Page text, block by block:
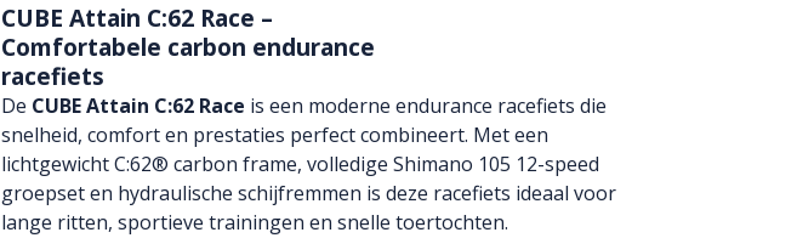
CUBE Attain C:62 Race –
Comfortabele carbon endurance
racefiets
De CUBE Attain C:62 Race is een moderne endurance racefiets die
snelheid, comfort en prestaties perfect combineert. Met een
lichtgewicht C:62® carbon frame, volledige Shimano 105 12-speed
groepset en hydraulische schijfremmen is deze racefiets ideaal voor
lange ritten, sportieve trainingen en snelle toertochten.